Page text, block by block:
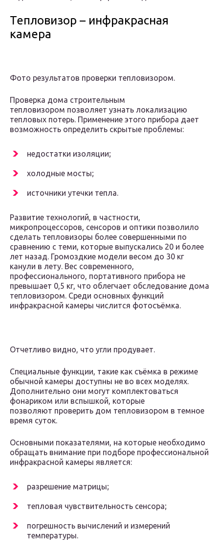
Тепловизор – инфракрасная
камера
Фото результатов проверки тепловизором.
Проверка дома строительным
тепловизором позволяет узнать локализацию
тепловых потерь. Применение этого прибора дает
возможность определить скрытые проблемы:
недостатки изоляции;
холодные мосты;
источники утечки тепла.
Развитие технологий, в частности,
микропроцессоров, сенсоров и оптики позволило
сделать тепловизоры более совершенными по
сравнению с теми, которые выпускались 20 и более
лет назад. Громоздкие модели весом до 30 кг
канули в лету. Вес современного,
профессионального, портативного прибора не
превышает 0,5 кг, что облегчает обследование дома
тепловизором. Среди основных функций
инфракрасной камеры числится фотосъёмка.
Отчетливо видно, что угли продувает.
Специальные функции, такие как съёмка в режиме
обычной камеры доступны не во всех моделях.
Дополнительно они могут комплектоваться
фонариком или вспышкой, которые
позволяют проверить дом тепловизором в темное
время суток.
Основными показателями, на которые необходимо
обращать внимание при подборе профессиональной
инфракрасной камеры является:
разрешение матрицы;
тепловая чувствительность сенсора;
погрешность вычислений и измерений
температуры.